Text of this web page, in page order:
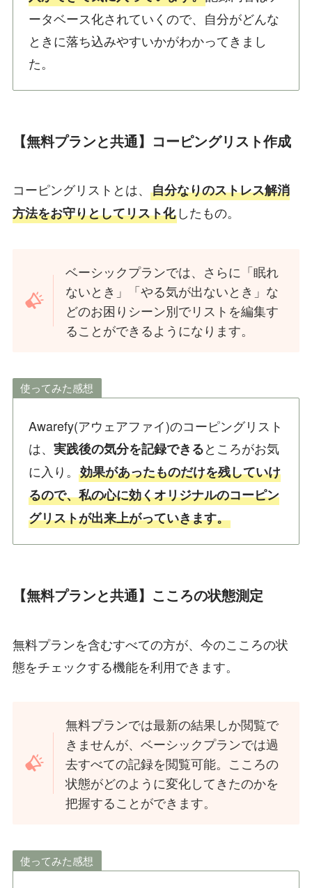
ータベース化されていくので、自分がどんな
ときに落ち込みやすいかがわかってきまし
た。
【無料プランと共通】コーピングリスト作成
コーピングリストとは、 自分なりのストレス解消
方法をお守りとしてリスト化したもの。
ベーシックプランでは、さらに「眠れ
ないとき」「やる気が出ないとき」な
どのお困りシーン別でリストを編集す
ることができるようになります。
使ってみた感想
Awarefy(アウェアファイ)のコーピングリスト
は、実践後の気分を記録できるところがお気
に入り。効果があったものだけを残していけ
るので、私の心に効くオリジナルのコーピン
グリストが出来上がっていきます。
【無料プランと共通】こころの状態測定
無料プランを含むすべての方が、今のこころの状
態をチェックする機能を利用できます。
無料プランでは最新の結果しか閲覧で
きませんが、ベーシックプランでは過
去すべての記録を閲覧可能。こころの
状態がどのように変化してきたのかを
把握することができます。
使ってみた感想